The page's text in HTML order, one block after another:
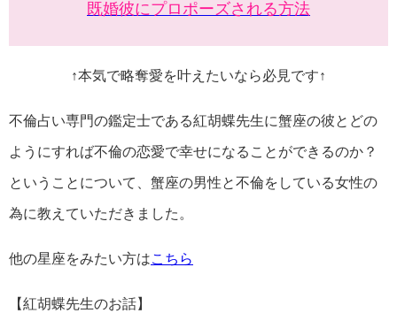
既婚彼にプロポーズされる方法
↑本気で略奪愛を叶えたいなら必見です↑
不倫占い専門の鑑定士である紅胡蝶先生に蟹座の彼とどの
ようにすれば不倫の恋愛で幸せになることができるのか？
ということについて、蟹座の男性と不倫をしている女性の
為に教えていただきました。
他の星座をみたい方はこちら
【紅胡蝶先生のお話】